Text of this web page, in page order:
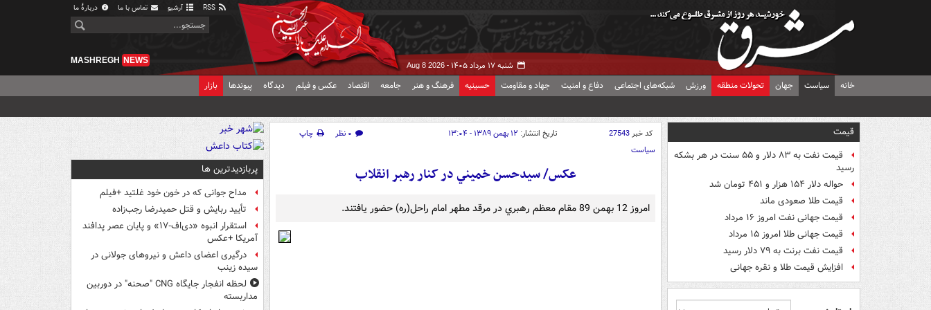
آرشیو تماس با ما دربارهٔ ما
شنبه ۱۷ مرداد ۱۴۰۵ - Aug 8 2026
MASHREGH NEWS
خانه سیاست جهان تحولات منطقه ورزش شبکه‌های اجتماعی دفاع و امنیت جهاد و مقاومت حسینیه فرهنگ و هنر جامعه اقتصاد عکس و فیلم دیدگاه پیوندها بازار
قیمت
قیمت نفت به ۸۳ دلار و ۵۵ سنت در هر بشکه
رسید
حواله دلار ۱۵۴ هزار و ۴۵۱ تومان شد
قیمت طلا صعودی ماند
قیمت جهانی نفت امروز ۱۶ مرداد
قیمت جهانی طلا امروز ۱۵ مرداد
قیمت نفت برنت به ۷۹ دلار رسید
افزایش قیمت طلا و نقره جهانی
کد خبر27543 تاریخ انتشار: ۱۲ بهمن ۱۳۸۹ - ۱۳:۰۴ ۰ نظر
چاپ
سیاست
عکس/ سيدحسن خميني در کنار رهبر انقلاب
امروز 12 بهمن 89 مقام معظم رهبري در مرقد مطهر امام راحل(ره) حضور يافتند.
پربازدیدترین ها
مداح جوانی که در خون خود غلتید +فیلم
تأیید ربایش و قتل حمیدرضا رجب‌زاده
استقرار انبوه «دی‌اف‑۱۷» و پایان عصر پدافند
آمریکا +عکس
درگیری اعضای داعش و نیروهای جولانی در
سیده زینب
لحظه انفجار جایگاه CNG "صحنه" در دوربین
مداربسته